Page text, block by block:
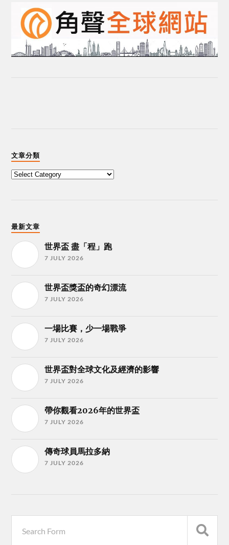
文章分類
最新文章
世界盃 盡「程」跑
7 JULY 2026
世界盃獎盃的奇幻漂流
7 JULY 2026
一場比賽，少一場戰爭
7 JULY 2026
世界盃對全球文化及經濟的影響
7 JULY 2026
帶你觀看2026年的世界盃
7 JULY 2026
傳奇球員馬拉多納
7 JULY 2026